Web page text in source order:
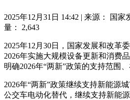
2025年12月31日 14:42 | 来源： 国家
量： 2,643
2025年12月 30日， 国家发展和改革
2026年实施大规模设备更新和消费
明确2026年“两新”政策的支持范围
2026年“两新”政策继续支持新能源
公交车电动化替代，继续支持新能